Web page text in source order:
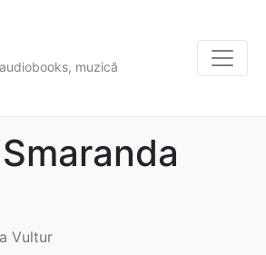
muzică
Smaranda
Vultur